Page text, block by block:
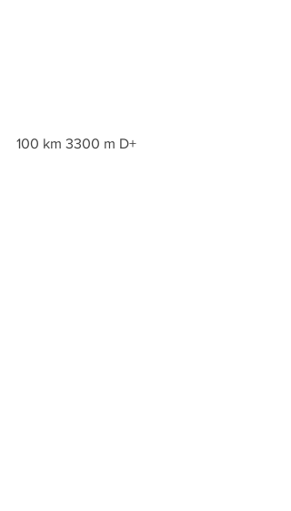
100 km 3300 m D+